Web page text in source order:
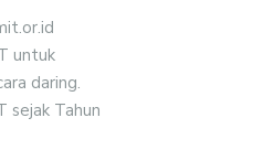
untuk
daring.
sejak Tahun